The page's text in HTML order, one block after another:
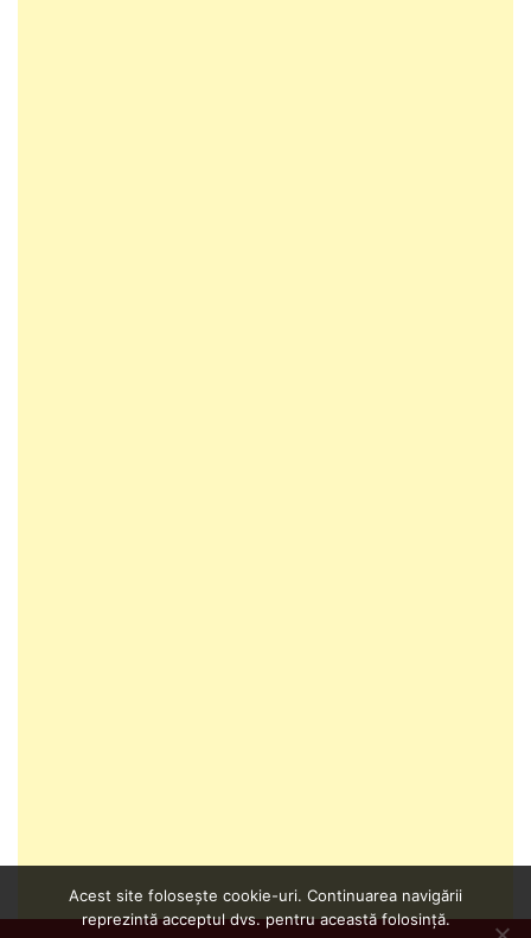
Acest site folosește cookie-uri. Continuarea navigării
reprezintă acceptul dvs. pentru această folosință.